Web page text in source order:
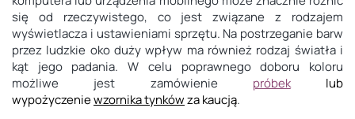
się od rzeczywistego, co jest związane z rodzajem
wyświetlacza i ustawieniami sprzętu. Na postrzeganie barw
przez ludzkie oko duży wpływ ma również rodzaj światła i
kąt jego padania. W celu poprawnego doboru koloru
możliwe jest zamówienie próbek
lub
wypożyczeniewzornika tynkówza kaucją.